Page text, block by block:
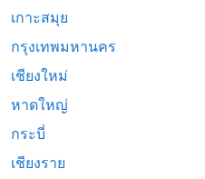
เกาะสมุย
กรุงเทพมหานคร
เชียงใหม่
หาดใหญ่
กระบี่
เชียงราย